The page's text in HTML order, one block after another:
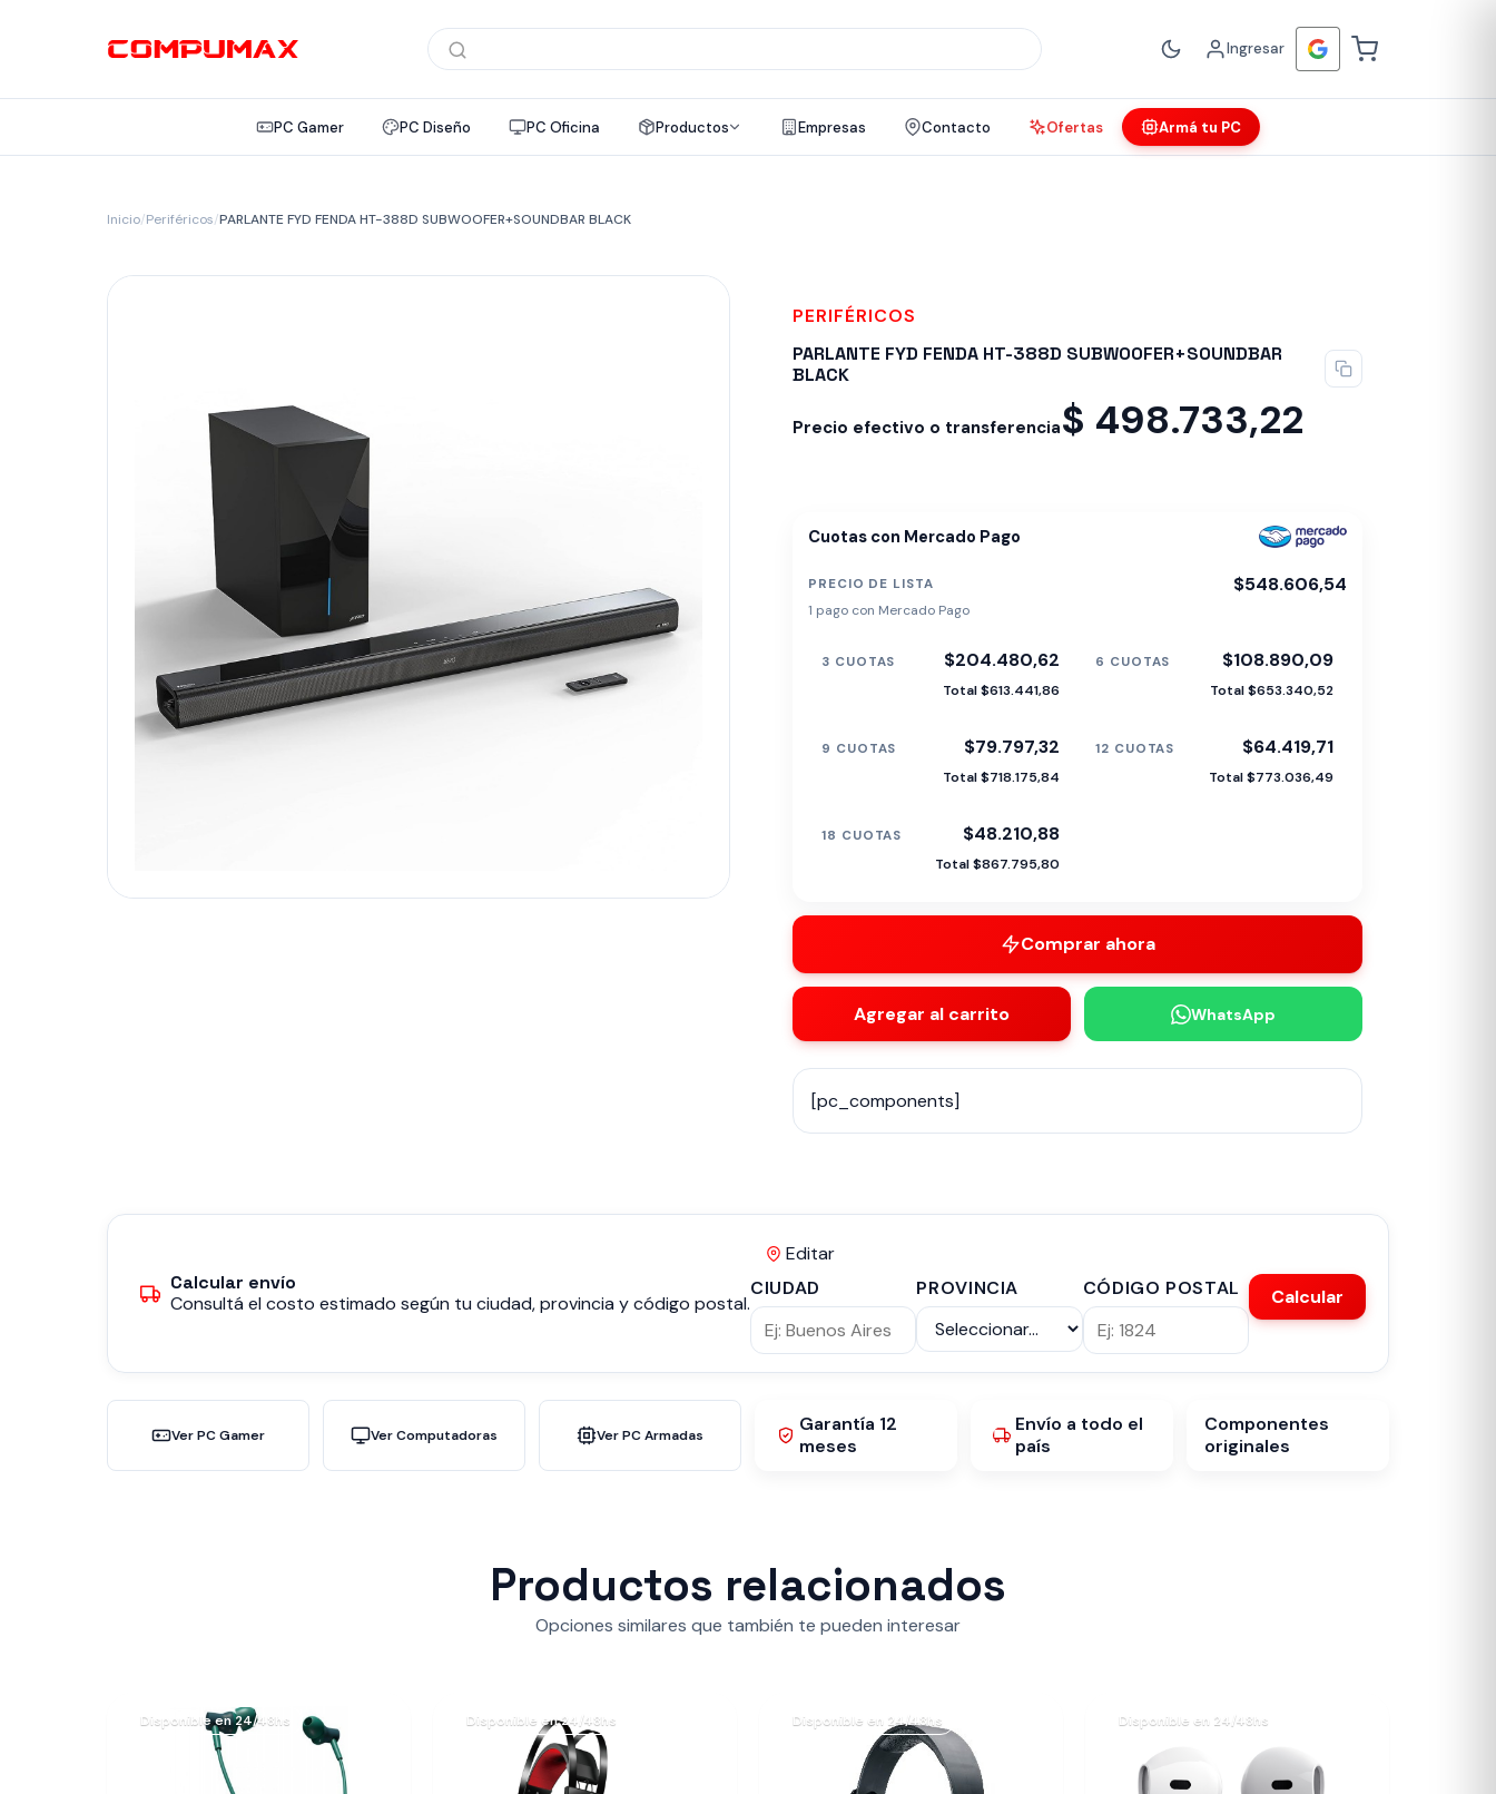
Búsqueda
de
productos
Ingresar
PC Gamer PC Diseño PC Oficina Productos Empresas Contacto Ofertas Armá tu PC
Inicio/Periféricos/PARLANTE FYD FENDA HT-388D SUBWOOFER+SOUNDBAR BLACK
PERIFÉRICOS
PARLANTE FYD FENDA HT-388D SUBWOOFER+SOUNDBAR
BLACK
Precio efectivo o transferencia$ 498.733,22
Cuotas con Mercado Pago
PRECIO DE LISTA $548.606,54
1 pago con Mercado Pago
3 CUOTAS $204.480,62
Total $613.441,86
6 CUOTAS $108.890,09
Total $653.340,52
9 CUOTAS $79.797,32
Total $718.175,84
12 CUOTAS $64.419,71
Total $773.036,49
18 CUOTAS $48.210,88
Total $867.795,80
Comprar ahora
Agregar al carrito WhatsApp
[pc_components]
Calcular envío
Consultá el costo estimado según tu ciudad, provincia y código postal.
Editar
CIUDAD
PROVINCIA CÓDIGO POSTAL Calcular
Ver PC Gamer Ver Computadoras Ver PC Armadas
Garantía 12
meses
Envío a todo el
país
Componentes
originales
Productos relacionados
Opciones similares que también te pueden interesar
Disponible en 24/48hs Disponible en 24/48hs Disponible en 24/48hs Disponible en 24/48hs